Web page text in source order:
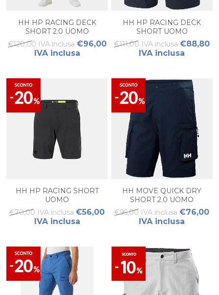
HH HP RACING DECK
SHORT 2.0 UOMO
€120,00 IVA inclusa €96,00
IVA inclusa
HH HP RACING DECK
SHORT UOMO
€111,00 IVA inclusa €88,80
IVA inclusa
HH HP RACING SHORT
UOMO
€70,00 IVA inclusa €56,00
IVA inclusa
HH MOVE QUICK DRY
SHORT 2.0 UOMO
€95,00 IVA inclusa €76,00
IVA inclusa